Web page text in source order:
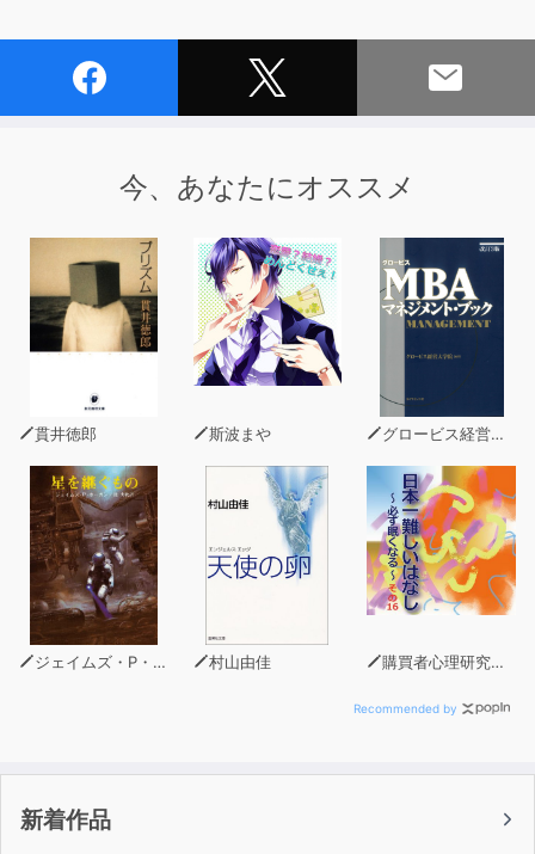
今、あなたにオススメ
貫井徳郎 斯波まや グロービス経営大学院
ジェイムズ・P・ホーガン 村山由佳 購買者心理研究所 株式会社モデンナ 顧問 青木幹和
Recommended by
新着作品